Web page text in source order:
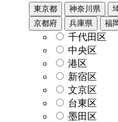
東京都 神奈川県
京都府
兵庫県 福
千代田区
中央区
港区
新宿区
文京区
台東区
墨田区